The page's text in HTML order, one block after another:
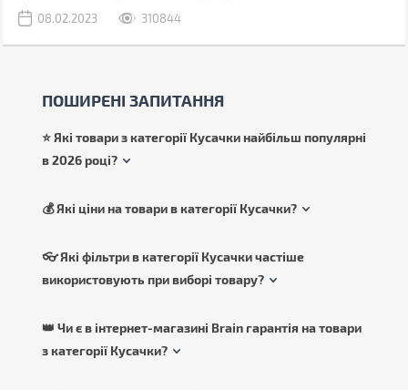
08.02.2023
310844
ПОШИРЕНІ ЗАПИТАННЯ
⭐ Які товари з категорії Кусачки найбільш популярні
в 2026 році?
💰 Які ціни на товари в категорії Кусачки?
👓 Які фільтри в категорії Кусачки частіше
використовують при виборі товару?
👑 Чи є в інтернет-магазині Brain гарантія на товари
з категорії Кусачки?